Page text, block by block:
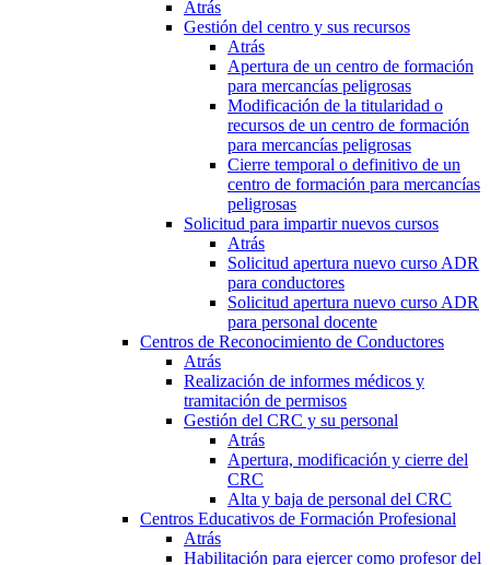
Atrás
Gestión del centro y sus recursos
Atrás
Apertura de un centro de formación
para mercancías peligrosas
Modificación de la titularidad o
recursos de un centro de formación
para mercancías peligrosas
Cierre temporal o definitivo de un
centro de formación para mercancías
peligrosas
Solicitud para impartir nuevos cursos
Atrás
Solicitud apertura nuevo curso ADR
para conductores
Solicitud apertura nuevo curso ADR
para personal docente
Centros de Reconocimiento de Conductores
Atrás
Realización de informes médicos y
tramitación de permisos
Gestión del CRC y su personal
Atrás
Apertura, modificación y cierre del
CRC
Alta y baja de personal del CRC
Centros Educativos de Formación Profesional
Atrás
Habilitación para ejercer como profesor del